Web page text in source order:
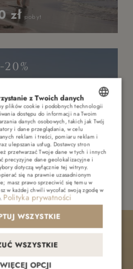
HOME
oferty
3 BESTSELLERS
morzem
zł pobyt
na
POLISH
ENGLISH
GERMAN
CZECH
z Twoich danych
plików cookie i podobnych technologii
dostępu do informacji na Twoim
danych osobowych, takich jak Twój
i dane przeglądania, w celu
reklam i treści, pomiaru reklam i
ulepszania usług. Dostawcy stron
przetwarzać Twoje dane w tych i innych
precyzyjne dane geolokalizacyjne i
dotyczą wyłącznie tej witryny.
się na prawnie uzasadnionym
masz prawo sprzeciwić się temu w
w każdej chwili wycofać swoją zgodę w
. Polityka prywatności
WSZYSTKIE
WSZYSTKIE
WIĘCEJ OPCJI